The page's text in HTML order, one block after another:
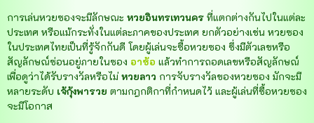
การเล่นหวยซองจะมีลักษณะ หวยอินทรเทวนคร ที่แตกต่างกันไปในแต่ละ
ประเทศ หรือแม้กระทั่งในแต่ละภาคของประเทศ ยกตัวอย่างเช่น หวยซอง
ในประเทศไทยเป็นที่รู้จักกันดี โดยผู้เล่นจะซื้อหวยซอง ซึ่งมีตัวเลขหรือ
สัญลักษณ์ซ่อนอยู่ภายในซอง อาซ้อ แล้วทำการถอดเลขหรือสัญลักษณ์
เพื่อดูว่าได้รับรางวัลหรือไม่ หวยลาว การจับรางวัลของหวยซอง มักจะมี
หลายระดับ เจ้กุ้งพารวย ตามกฎกติกาที่กำหนดไว้ และผู้เล่นที่ซื้อหวยซอง
จะมีโอกาส